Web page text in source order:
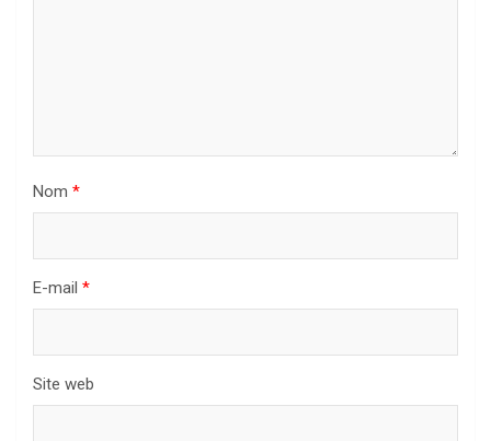
Nom *
E-mail *
Site web